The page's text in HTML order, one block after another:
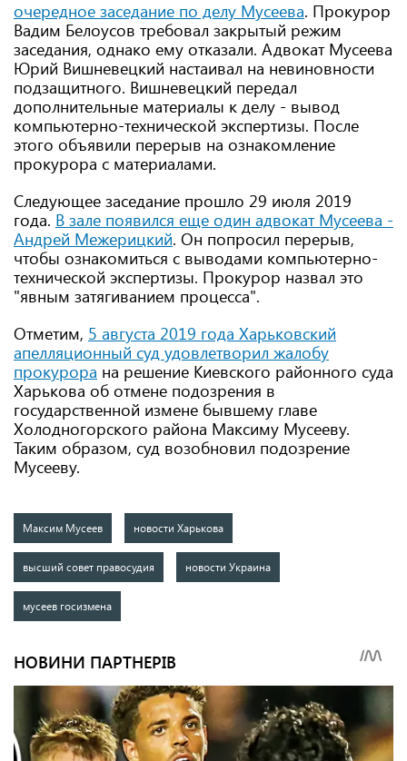
очередное заседание по делу Мусеева. Прокурор
Вадим Белоусов требовал закрытый режим
заседания, однако ему отказали. Адвокат Мусеева
Юрий Вишневецкий настаивал на невиновности
подзащитного. Вишневецкий передал
дополнительные материалы к делу - вывод
компьютерно-технической экспертизы. После
этого объявили перерыв на ознакомление
прокурора с материалами.
Следующее заседание прошло 29 июля 2019
года. В зале появился еще один адвокат Мусеева -
Андрей Межерицкий. Он попросил перерыв,
чтобы ознакомиться с выводами компьютерно-
технической экспертизы. Прокурор назвал это
"явным затягиванием процесса".
Отметим, 5 августа 2019 года Харьковский
апелляционный суд удовлетворил жалобу
прокурора на решение Киевского районного суда
Харькова об отмене подозрения в
государственной измене бывшему главе
Холодногорского района Максиму Мусееву.
Таким образом, суд возобновил подозрение
Мусееву.
Максим Мусеев новости Харькова
высший совет правосудия новости Украина
мусеев госизмена